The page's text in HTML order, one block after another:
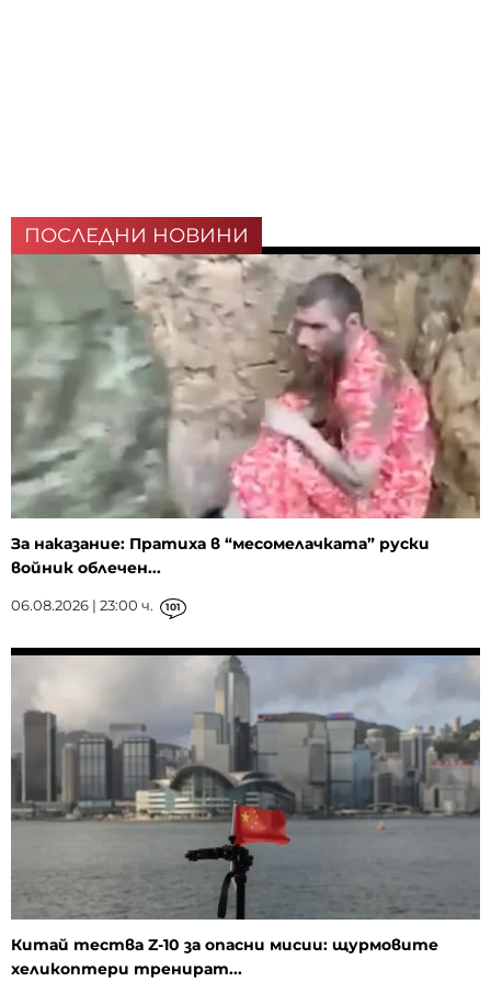
ПОСЛЕДНИ НОВИНИ
За наказание: Пратиха в “месомелачката” руски
войник облечен...
06.08.2026 | 23:00 ч. 101
Китай тества Z-10 за опасни мисии: щурмовите
хеликоптери тренират...